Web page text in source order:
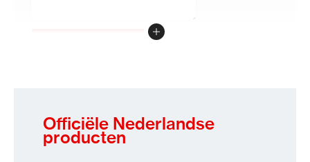
Officiële Nederlandse
producten